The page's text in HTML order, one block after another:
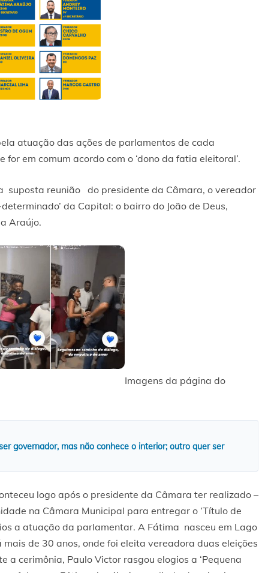
atuação das ações de parlamentos de cada
em comum acordo com o ‘dono da fatia eleitoral’.
suposta reunião do presidente da Câmara, o vereador
da Capital: o bairro do João de Deus,
Araújo.
Imagens da página do
governador, mas não conhece o interior; outro quer ser
logo após o presidente da Câmara ter realizado –
na Câmara Municipal para entregar o ‘Título de
a atuação da parlamentar. A Fátima nasceu em Lago
de 30 anos, onde foi eleita vereadora duas eleições
a cerimônia, Paulo Victor rasgou elogios a ‘Pequena